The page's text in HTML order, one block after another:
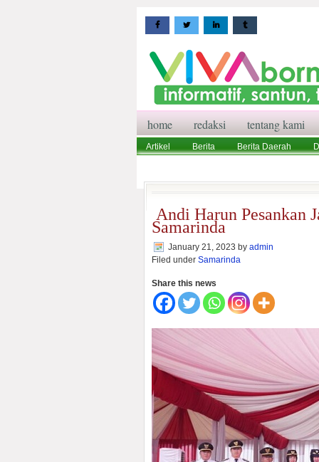
home redaksi tentang kami
Artikel Berita Berita Daerah
Andi Harun Pesankan
Samarinda
January 21, 2023 by admin
Filed under Samarinda
Share this news